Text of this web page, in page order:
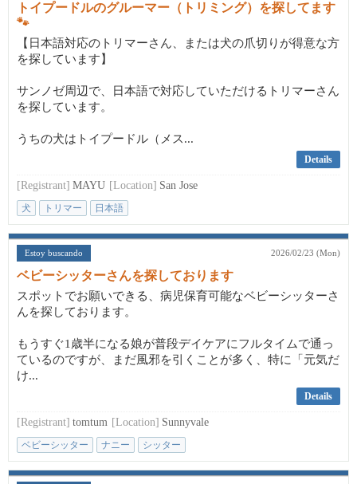
トイプードルのグルーマー（トリミング）を探してます
🐾
【日本語対応のトリマーさん、または犬の爪切りが得意な方
を探しています】
サンノゼ周辺で、日本語で対応していただけるトリマーさん
を探しています。
うちの犬はトイプードル（メス...
Details
[Registrant] MAYU [Location] San Jose
犬 トリマー 日本語
Estoy buscando 2026/02/23 (Mon)
ベビーシッターさんを探しております
スポットでお願いできる、病児保育可能なベビーシッターさ
んを探しております。
もうすぐ1歳半になる娘が普段デイケアにフルタイムで通っ
ているのですが、まだ風邪を引くことが多く、特に「元気だ
け...
Details
[Registrant] tomtum [Location] Sunnyvale
ベビーシッター ナニー シッター